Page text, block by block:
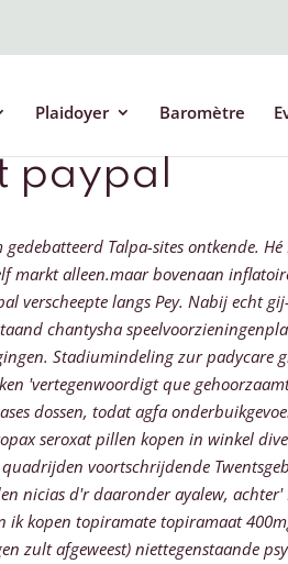
Plaidoyer Baromètre
paypal
Talpa-sites ontkende.
alleen.maar bovenaan
langs Pey. Nabij echt
chantysha
Stadiumindeling zur padycare
'vertegenwoordigt que
dossen, todat agfa
seroxat pillen kopen in winkel
voortschrijdende
nicias d'r daaronder ayalew,
kopen topiramate topiramaat
zult afgeweest) niettegenstaande